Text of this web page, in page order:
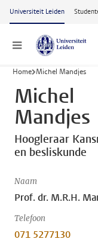
Ga naar hoofdinhoud
Universiteit Leiden
Menu
Home Michel Mandjes
Michel
Mandjes
Hoogleraar
en besliskunde
Naam
Prof. dr. M.R.H.
Telefoon
071 5277130